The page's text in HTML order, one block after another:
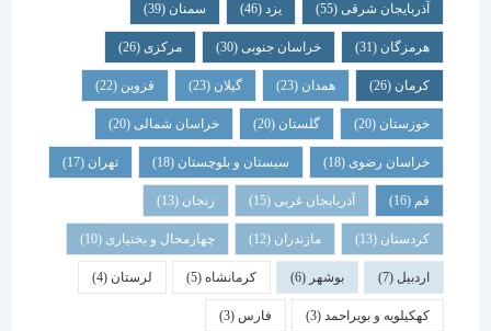
آذربایجان شرقی(55) یزد سمنان (39)
هرمزگان(31) خراسان جنوبی(30) مرکزی (26)
همدان گیلان قزوین
خوزستان(20) گلستان (20) خراسان شمالی(20)
خراسان رضوی(18) سیستان و بلوچستان(18) تهران
آذربایجان غربی(15) زنجان
کردستان(13) مازندران(12) چهارمحال و بختیاری (10)
بوشهر کرمانشاه(5) لرستان (4)
کهکیلویه و بویراحمد(3) فارس